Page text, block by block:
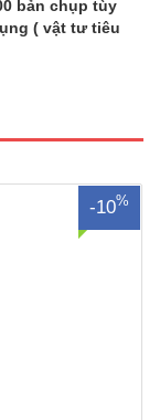
bản chụp tùy
( vật tư tiêu
-10%
năng: Copy
chụp – Chia bộ
máy từ xa.Tốc